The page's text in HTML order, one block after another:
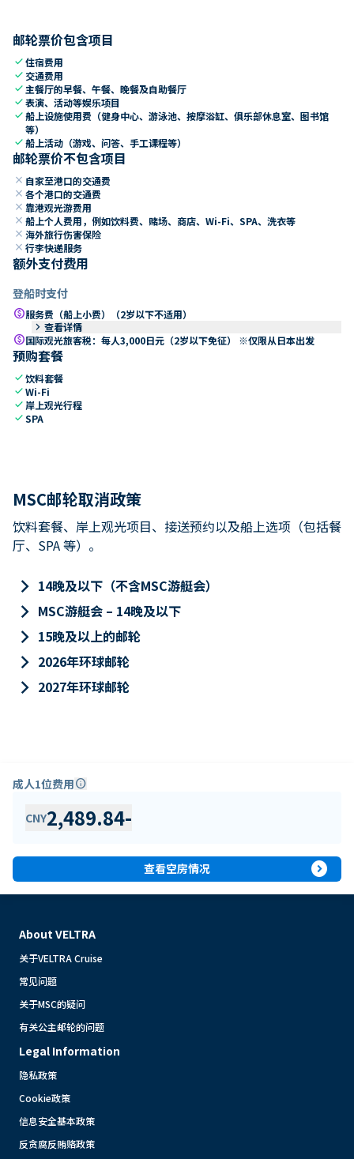
邮轮票价包含项目
check住宿费用
check 交通费用
check 主餐厅的早餐、午餐、晚餐及自助餐厅
check表演、活动等娱乐项目
check船上设施使用费（健身中心、游泳池、按摩浴缸、俱乐部休息室、图书馆
等）
check船上活动（游戏、问答、手工课程等）
邮轮票价不包含项目
close 自家至港口的交通费
close 各个港口的交通费
close 靠港观光游费用
close 船上个人费用，例如饮料费、赌场、商店、Wi-Fi、SPA、洗衣等
close 海外旅行伤害保险
close 行李快递服务
额外支付费用
登船时支付
paid服务费（船上小费）（2岁以下不适用）
keyboard_arrow_right 查看详情
paid国际观光旅客税：每人3,000日元（2岁以下免征） ※仅限从日本出发
预购套餐
check饮料套餐
checkWi-Fi
check 岸上观光行程
checkSPA
MSC邮轮取消政策
饮料套餐、岸上观光项目、接送预约以及船上选项（包括餐
厅、SPA 等）。
keyboard_arrow_right 14晚及以下（不含MSC游艇会）
keyboard_arrow_right MSC游艇会 – 14晚及以下
keyboard_arrow_right 15晚及以上的邮轮
keyboard_arrow_right 2026年环球邮轮
keyboard_arrow_right 2027年环球邮轮
成人1位费用info
CNY2,489.84-
查看空房情况 expand_circle_right
About VELTRA
关于VELTRA Cruise
常见问题
关于MSC的疑问
有关公主邮轮的问题
Legal Information
隐私政策
Cookie政策
信息安全基本政策
反贪腐反贿赂政策